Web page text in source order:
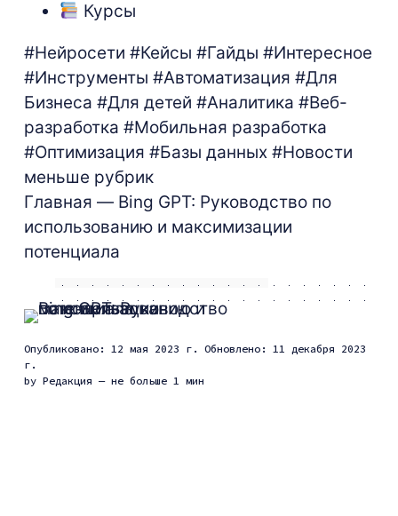
Курсы
#Нейросети #Кейсы #Гайды #Интересное
#Инструменты #Автоматизация #Для
Бизнеса #Для детей #Аналитика #Веб-
разработка #Мобильная разработка
#Оптимизация #Базы данных #Новости
меньше рубрик
Главная — Bing GPT: Руководство по
использованию и максимизации
потенциала
Опубликовано: 12 мая 2023 г. Обновлено: 11 декабря 2023
г.
by Редакция — не больше 1 мин